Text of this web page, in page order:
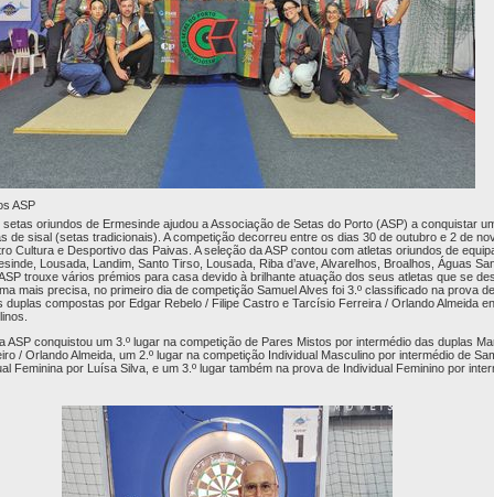
ASP
oriundos de Ermesinde ajudou a Associação de Setas do Porto (ASP) a conquistar
de sisal (setas tradicionais). A competição decorreu entre os dias 30 de outubro e 2 de
Cultura e Desportivo das Paivas. A seleção da ASP contou com atletas oriundos de
Lousada, Landim, Santo Tirso, Lousada, Riba d’ave, Alvarelhos, Broalhos, Águas
trouxe vários prémios para casa devido à brilhante atuação dos seus atletas que se
mais precisa, no primeiro dia de competição Samuel Alves foi 3.º classificado na prova
compostas por Edgar Rebelo / Filipe Castro e Tarcísio Ferreira / Orlando Almeida
ASP conquistou um 3.º lugar na competição de Pares Mistos por intermédio das duplas
/ Orlando Almeida, um 2.º lugar na competição Individual Masculino por intermédio de
Feminina por Luísa Silva, e um 3.º lugar também na prova de Individual Feminino por